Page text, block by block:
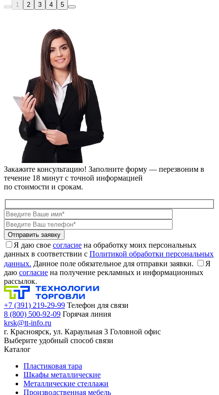
1 2 3 4 5
Закажите консультацию! Заполните форму — перезвоним в
течение 18 минут с точной информацией
по стоимости и срокам.
Я даю свое согласие на обработку моих персональных
данных в соответствии с Политикой обработки персональных
данных. Данное поле обязательное для отправки заявки.
Я
даю согласие на получение рекламных и информационных
рассылок.
+7 (391) 219-29-99 Телефон для связи
8 (800) 500-92-09 Горячая линия
krsk@tt-info.ru
г. Красноярск, ул. Караульная 3 Головной офис
Выберите удобный способ связи
Каталог
Пластиковая тара
Шкафы металлические
Металлические стеллажи
Производственная мебель